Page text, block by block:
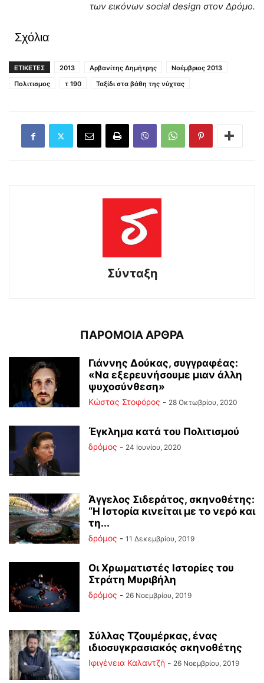
των εικόνων social design στον Δρόμο.
Σχόλια
ΕΤΙΚΕΤΕΣ 2013 Αρβανίτης Δημήτρης
Νοέμβριος 2013
Πολιτισμος
τ 190 Ταξίδι στα βάθη της νύχτας
Σύνταξη
ΠΑΡΟΜΟΙΑ ΑΡΘΡΑ
Γιάννης Δούκας, συγγραφέας:
«Να εξερευνήσουμε μιαν άλλη
ψυχοσύνθεση»
Κώστας Στοφόρος - 28 Οκτωβρίου, 2020
Έγκλημα κατά του Πολιτισμού
δρόμος - 24 Ιουνίου, 2020
Άγγελος Σιδεράτος, σκηνοθέτης:
“Η Ιστορία κινείται με το νερό και
τη...
δρόμος - 11 Δεκεμβρίου, 2019
Οι Χρωματιστές Ιστορίες του
Στράτη Μυριβήλη
δρόμος - 26 Νοεμβρίου, 2019
Σύλλας Τζουμέρκας, ένας
ιδιοσυγκρασιακός σκηνοθέτης
Ιφιγένεια Καλαντζή - 26 Νοεμβρίου, 2019